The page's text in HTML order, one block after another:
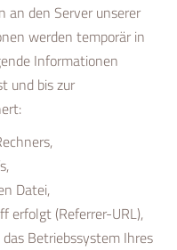
an den Server unserer
werden temporär in
Informationen
und bis zur
Datei,
erfolgt (Referrer-URL),
Betriebssystem Ihres